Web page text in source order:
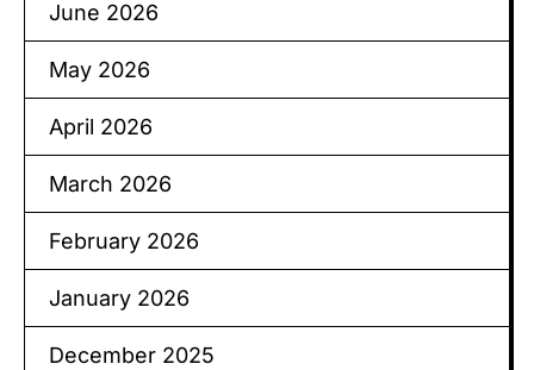
June 2026
May 2026
April 2026
March 2026
February 2026
January 2026
December 2025